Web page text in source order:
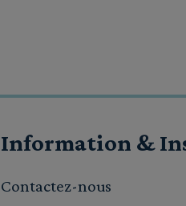
Information &
Contactez-nous